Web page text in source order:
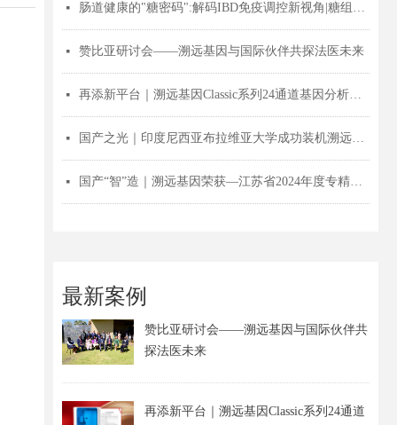
넷 肠道健康的"糖密码":解码IBD免疫调控新视角|糖组学前沿
넷 赞比亚研讨会——溯远基因与国际伙伴共探法医未来
넷 再添新平台｜溯远基因Classic系列24通道基因分析仪获批医疗器械注册证！
넷 国产之光｜印度尼西亚布拉维亚大学成功装机溯远基因Sanger测序仪！
넷 国产“智”造｜溯远基因荣获—江苏省2024年度专精特新中小企业认证！
最新案例
赞比亚研讨会——溯远基因与国际伙伴共
探法医未来
再添新平台｜溯远基因Classic系列24通道